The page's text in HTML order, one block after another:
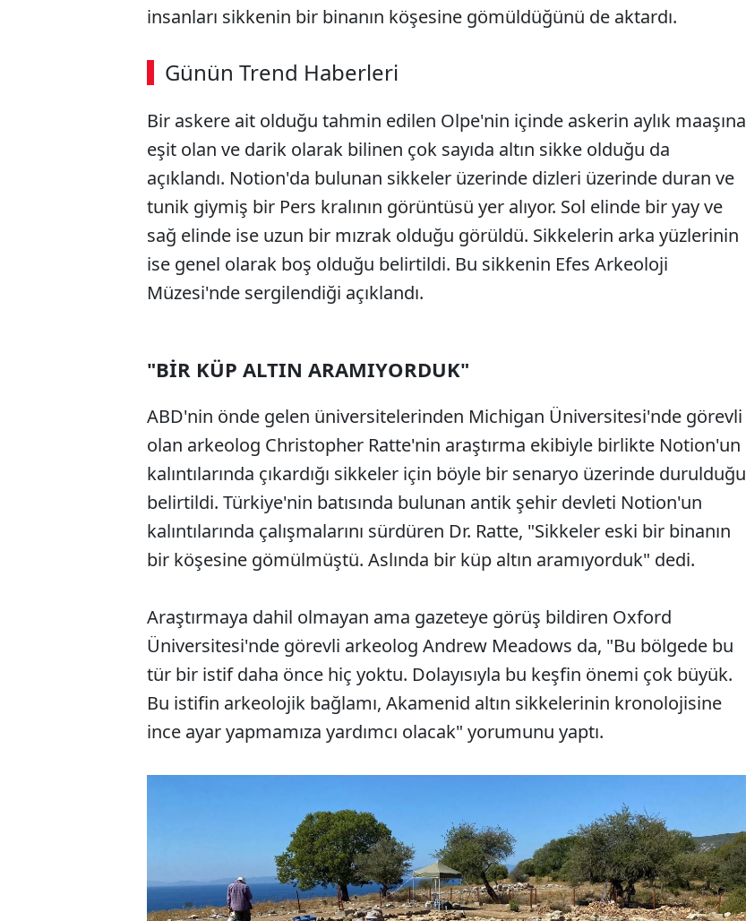
insanları sikkenin bir binanın köşesine gömüldüğünü de aktardı.
Günün Trend Haberleri
00:03 / 09:08
Sesi Aç
Bir askere ait olduğu tahmin edilen Olpe'nin içinde askerin aylık maaşına
eşit olan ve darik olarak bilinen çok sayıda altın sikke olduğu da
açıklandı. Notion'da bulunan sikkeler üzerinde dizleri üzerinde duran ve
tunik giymiş bir Pers kralının görüntüsü yer alıyor. Sol elinde bir yay ve
sağ elinde ise uzun bir mızrak olduğu görüldü. Sikkelerin arka yüzlerinin
ise genel olarak boş olduğu belirtildi. Bu sikkenin Efes Arkeoloji
Müzesi'nde sergilendiği açıklandı.
"BİR KÜP ALTIN ARAMIYORDUK"
ABD'nin önde gelen üniversitelerinden Michigan Üniversitesi'nde görevli
olan arkeolog Christopher Ratte'nin araştırma ekibiyle birlikte Notion'un
kalıntılarında çıkardığı sikkeler için böyle bir senaryo üzerinde durulduğu
belirtildi. Türkiye'nin batısında bulunan antik şehir devleti Notion'un
kalıntılarında çalışmalarını sürdüren Dr. Ratte, "Sikkeler eski bir binanın
bir köşesine gömülmüştü. Aslında bir küp altın aramıyorduk" dedi.
Araştırmaya dahil olmayan ama gazeteye görüş bildiren Oxford
Üniversitesi'nde görevli arkeolog Andrew Meadows da, "Bu bölgede bu
tür bir istif daha önce hiç yoktu. Dolayısıyla bu keşfin önemi çok büyük.
Bu istifin arkeolojik bağlamı, Akamenid altın sikkelerinin kronolojisine
ince ayar yapmamıza yardımcı olacak" yorumunu yaptı.